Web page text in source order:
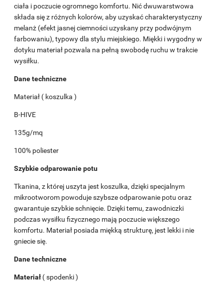
ciała i poczucie ogromnego komfortu. Nić dwuwarstwowa
składa się z różnych kolorów, aby uzyskać charakterystyczny
melanż (efekt jasnej ciemności uzyskany przy podwójnym
farbowaniu), typowy dla stylu miejskiego. Miękki i wygodny w
dotyku materiał pozwala na pełną swobodę ruchu w trakcie
wysiłku.
Dane techniczne
Materiał ( koszulka )
B-HIVE
135g/mq
100% poliester
Szybkie odparowanie potu
Tkanina, z której uszyta jest koszulka, dzięki specjalnym
mikrootworom powoduje szybsze odparowanie potu oraz
gwarantuje szybkie schnięcie. Dzięki temu, zawodniczki
podczas wysiłku fizycznego mają poczucie większego
komfortu. Materiał posiada miękką strukturę, jest lekki i nie
gniecie się.
Dane techniczne
Materiał ( spodenki )